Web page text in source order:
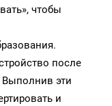
чтобы
после
Выполнив эти
и